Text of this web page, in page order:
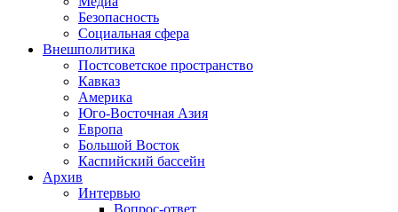
Безопасность
Социальная сфера
Внешполитика
Постсоветское пространство
Кавказ
Америка
Юго-Восточная Азия
Европа
Большой Восток
Каспийский бассейн
Архив
Интервью
Вопрос-ответ